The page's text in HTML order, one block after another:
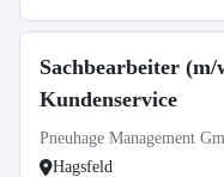
Sachbearbeiter
Kundenservice
Pneuhage Management
Hagsfeld